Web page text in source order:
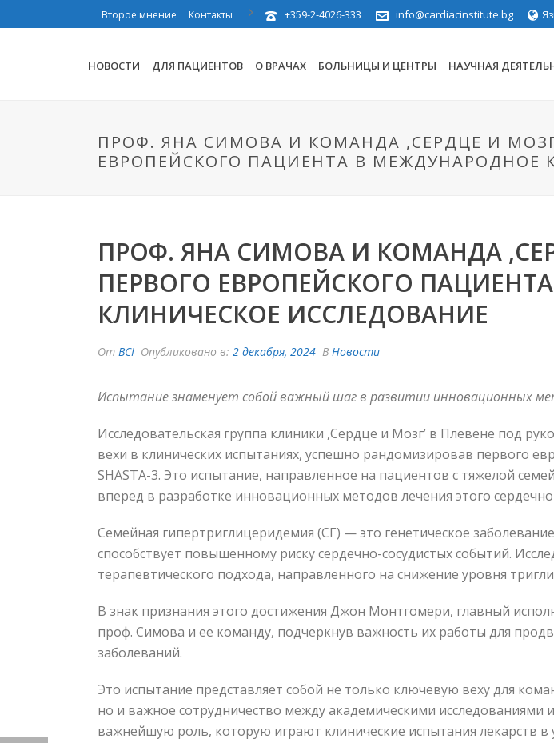
Второе мнение Контакты +359-2-4026-333 info@cardiacinstitute.bg
НОВОСТИ ДЛЯ ПАЦИЕНТОВ О ВРАЧАХ БОЛЬНИЦЫ И ЦЕНТРЫ НАУЧНАЯ
ПРОФ. ЯНА СИМОВА И КОМАНДА ,СЕРДЦЕ И
ЕВРОПЕЙСКОГО ПАЦИЕНТА В МЕЖДУНАРОДНОЕ
ПРОФ. ЯНА СИМОВА И КОМАНДА
ПЕРВОГО ЕВРОПЕЙСКОГО
КЛИНИЧЕСКОЕ ИССЛЕДОВАНИЕ
От BCI Опубликовано в: 2 декабря, 2024 В Новости
Испытание знаменует собой важный шаг в развитии инновационных
Исследовательская группа клиники ,Сердце и Mозг’ в Плевене под
вехи в клинических испытаниях, успешно рандомизировав первого
SHASTA-3. Это испытание, направленное на пациентов с тяжелой
вперед в разработке инновационных методов лечения этого
Семейная гипертриглицеридемия (СГ) — это генетическое
способствует повышенному риску сердечно-сосудистых событий.
терапевтического подхода, направленного на снижение уровня
В знак признания этого достижения Джон Монтгомери, главный
проф. Симова и ее команду, подчеркнув важность их работы для
заболеваний.
Это испытание представляет собой не только ключевую веху для
но и важное сотрудничество между академическими
важнейшую роль, которую играют клинические испытания лекарств